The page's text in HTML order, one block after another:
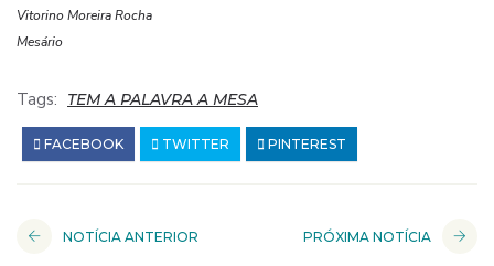
Vitorino Moreira Rocha
Mesário
Tags: TEM A PALAVRA A MESA
FACEBOOK TWITTER PINTEREST
NOTÍCIA ANTERIOR PRÓXIMA NOTÍCIA